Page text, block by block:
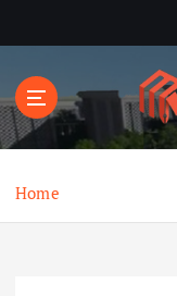
t
o
Home